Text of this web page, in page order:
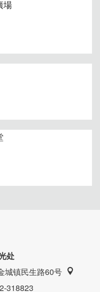
能到旁边同是老板经营的
寄存、公共区域提供咖
不主动提供早餐，但若
际餐费，省钱又方便。
場
处
城镇民生路60号
318823